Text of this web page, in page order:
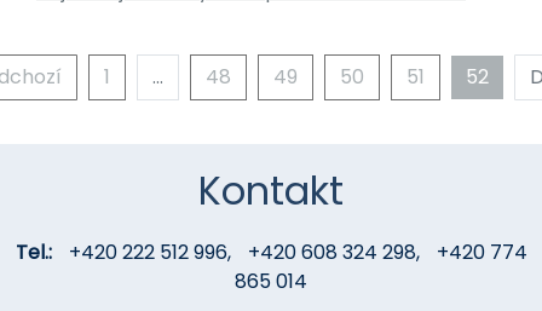
1 … 48 49 50 51 52
Kontakt
Tel.: +420 222 512 996, +420 608 324 298,
+420 774
865 014